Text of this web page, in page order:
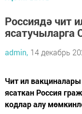
Россиядә чит
ясатучыларга
admin, 14 декабрь
Чит ил вакциналары
ясаткан Россия
кодлар алу